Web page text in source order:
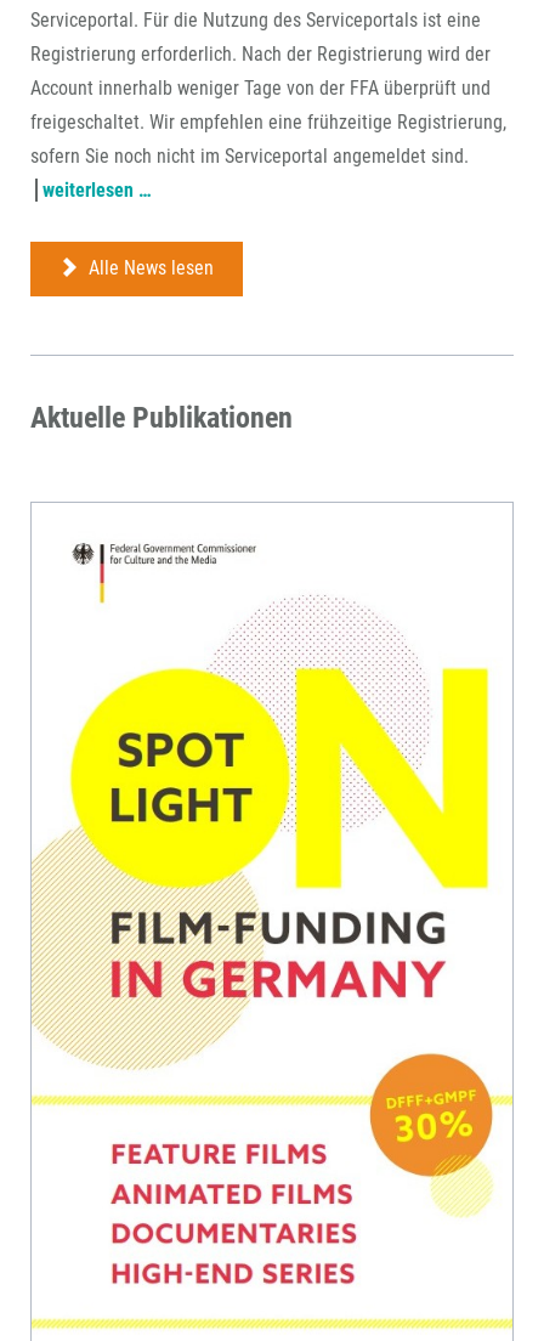
Serviceportal. Für die Nutzung des Serviceportals ist eine
Registrierung erforderlich. Nach der Registrierung wird der
Account innerhalb weniger Tage von der FFA überprüft und
freigeschaltet. Wir empfehlen eine frühzeitige Registrierung,
sofern Sie noch nicht im Serviceportal angemeldet sind.
weiterlesen …antragstellung
22.
juli
ffa-
Alle News lesen
Aktuelle Publikationen